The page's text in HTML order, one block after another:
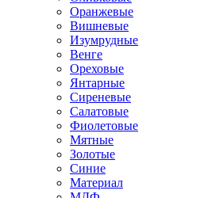
Оранжевые
Вишневые
Изумрудные
Венге
Ореховые
Янтарные
Сиреневые
Салатовые
Фиолетовые
Мятные
Золотые
Синие
Материал